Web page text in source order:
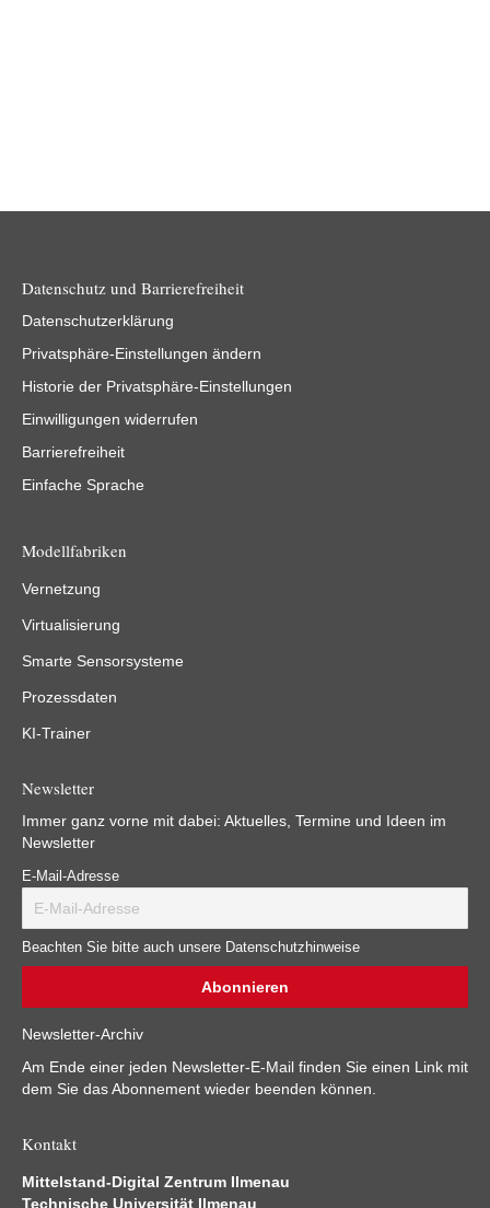
Datenschutz und Barrierefreiheit
Datenschutzerklärung
Privatsphäre-Einstellungen ändern
Historie der Privatsphäre-Einstellungen
Einwilligungen widerrufen
Barrierefreiheit
Einfache Sprache
Modellfabriken
Vernetzung
Virtualisierung
Smarte Sensorsysteme
Prozessdaten
KI-Trainer
Newsletter
Immer ganz vorne mit dabei: Aktuelles, Termine und Ideen im
Newsletter
E-Mail-Adresse
Beachten Sie bitte auch unsere Datenschutzhinweise
Newsletter-Archiv
Am Ende einer jeden Newsletter-E-Mail finden Sie einen Link mit
dem Sie das Abonnement wieder beenden können.
Kontakt
Mittelstand-Digital Zentrum Ilmenau
Technische Universität Ilmenau